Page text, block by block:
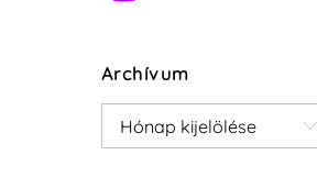
Archívum
Archívum